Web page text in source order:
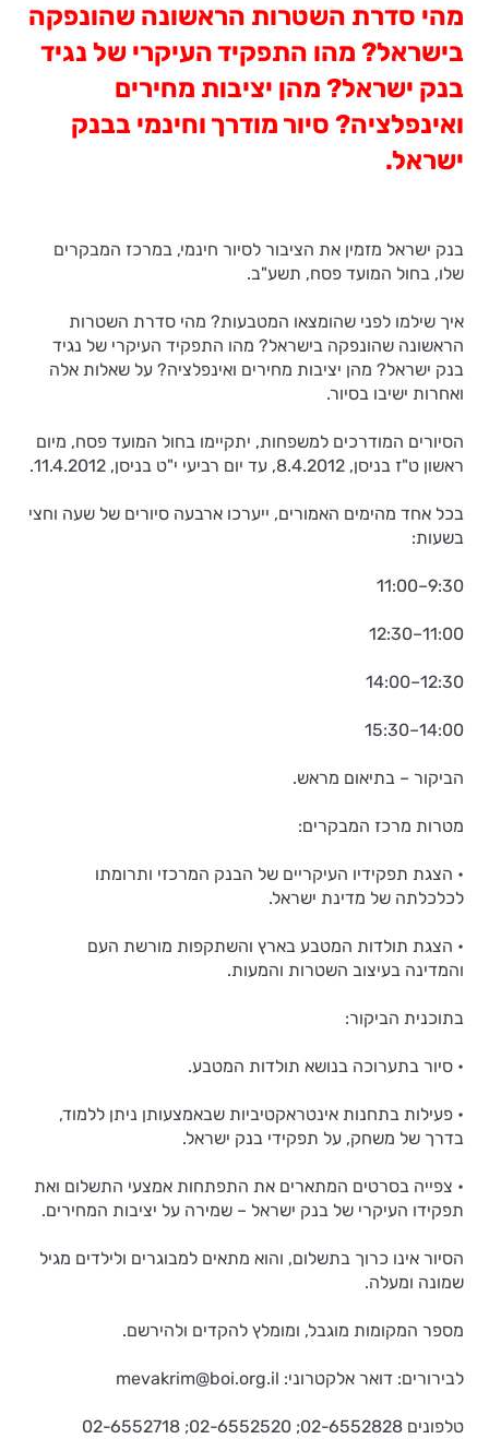
מהי סדרת השטרות הראשונה שהונפקה
בישראל? מהו התפקיד העיקרי של נגיד
בנק ישראל? מהן יציבות מחירים
ואינפלציה? סיור מודרך וחינמי בבנק
ישראל.
בנק ישראל מזמין את הציבור לסיור חינמי, במרכז המבקרים
שלו, בחול המועד פסח, תשע"ב.
איך שילמו לפני שהומצאו המטבעות? מהי סדרת השטרות
הראשונה שהונפקה בישראל? מהו התפקיד העיקרי של נגיד
בנק ישראל? מהן יציבות מחירים ואינפלציה? על שאלות אלה
ואחרות ישיבו בסיור.
הסיורים המודרכים למשפחות, יתקיימו בחול המועד פסח, מיום
ראשון ט"ז בניסן, 8.4.2012, עד יום רביעי י"ט בניסן, 11.4.2012.
בכל אחד מהימים האמורים, ייערכו ארבעה סיורים של שעה וחצי
בשעות:
9:30–11:00
11:00–12:30
12:30–14:00
14:00–15:30
הביקור – בתיאום מראש.
מטרות מרכז המבקרים:
• הצגת תפקידיו העיקריים של הבנק המרכזי ותרומתו
לכלכלתה של מדינת ישראל.
• הצגת תולדות המטבע בארץ והשתקפות מורשת העם
והמדינה בעיצוב השטרות והמעות.
בתוכנית הביקור:
• סיור בתערוכה בנושא תולדות המטבע.
• פעילות בתחנות אינטראקטיביות שבאמצעותן ניתן ללמוד,
בדרך של משחק, על תפקידי בנק ישראל.
• צפייה בסרטים המתארים את התפתחות אמצעי התשלום ואת
תפקידו העיקרי של בנק ישראל – שמירה על יציבות המחירים.
הסיור אינו כרוך בתשלום, והוא מתאים למבוגרים ולילדים מגיל
שמונה ומעלה.
מספר המקומות מוגבל, ומומלץ להקדים ולהירשם.
לבירורים: דואר אלקטרוני: mevakrim@boi.org.il
טלפונים 02-6552828; 02-6552520; 02-6552718